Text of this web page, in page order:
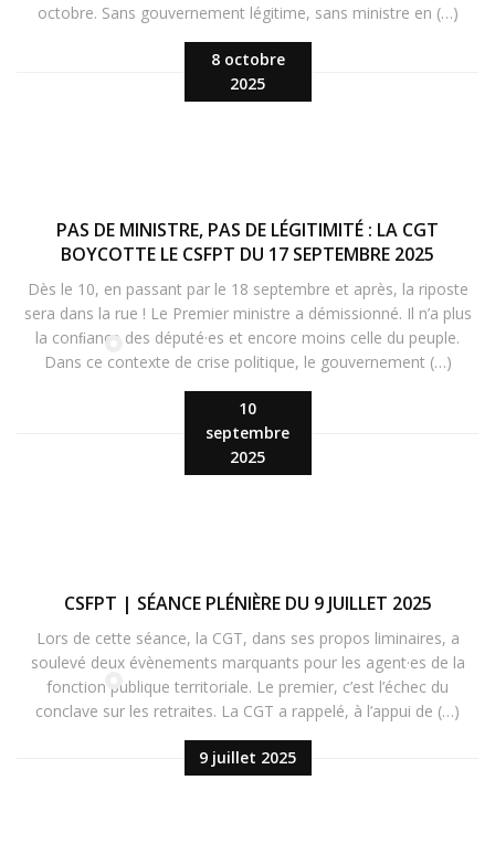
8 octobre
2025
octobre. Sans gouvernement légitime, sans ministre en (…)
10
septembre
2025
PAS DE MINISTRE, PAS DE LÉGITIMITÉ : LA CGT
BOYCOTTE LE CSFPT DU 17 SEPTEMBRE 2025
Dès le 10, en passant par le 18 septembre et après, la riposte
sera dans la rue ! Le Premier ministre a démissionné. Il n’a plus
la conﬁance des député·es et encore moins celle du peuple.
Dans ce contexte de crise politique, le gouvernement (…)
9 juillet 2025
CSFPT | SÉANCE PLÉNIÈRE DU 9 JUILLET 2025
Lors de cette séance, la CGT, dans ses propos liminaires, a
soulevé deux évènements marquants pour les agent·es de la
fonction publique territoriale. Le premier, c’est l’échec du
conclave sur les retraites. La CGT a rappelé, à l’appui de (…)